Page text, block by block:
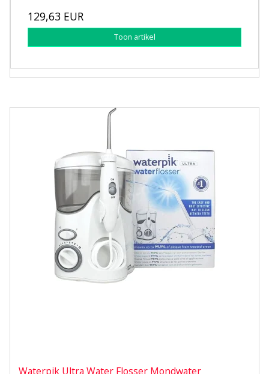
129,63 EUR
Toon artikel
Waterpik Ultra Water Flosser Mondwater